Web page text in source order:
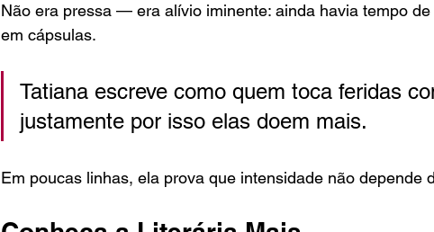
Não era pressa — era alívio iminente: ainda havia tempo
em cápsulas.
Tatiana escreve como quem toca feridas
justamente por isso elas doem mais.
Em poucas linhas, ela prova que intensidade não depende